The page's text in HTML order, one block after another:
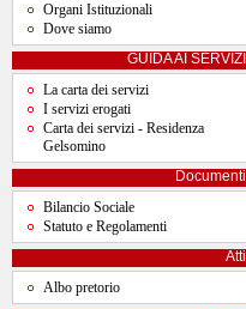
Organi Istituzionali
Dove siamo
GUIDA AI SERVIZI
La carta dei servizi
I servizi erogati
Carta dei servizi - Residenza
Gelsomino
Documenti
Bilancio Sociale
Statuto e Regolamenti
Atti
Albo pretorio